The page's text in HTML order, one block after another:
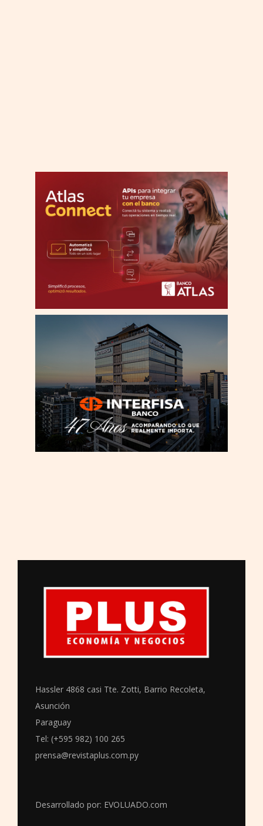
Hassler 4868 casi Tte. Zotti, Barrio Recoleta,
Asunción
Paraguay
Tel: (+595 982) 100 265
prensa@revistaplus.com.py
Desarrollado por: EVOLUADO.com